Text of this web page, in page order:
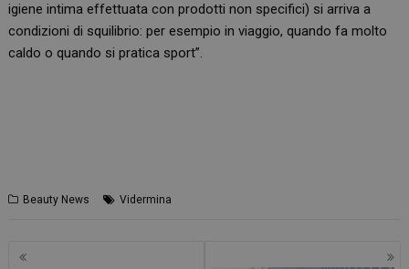
igiene intima effettuata con prodotti non specifici) si arriva a
condizioni di squilibrio: per esempio in viaggio, quando fa molto
caldo o quando si pratica sport”.
Beauty News Vidermina
Navigazione